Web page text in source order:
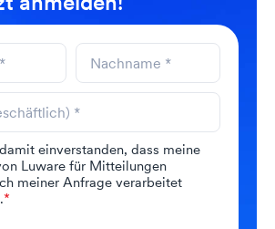
einverstanden, dass meine
Luware für Mitteilungen
meiner Anfrage verarbeitet
*